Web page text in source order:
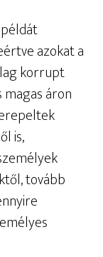
azokat a
korrupt
áron
is,
tovább